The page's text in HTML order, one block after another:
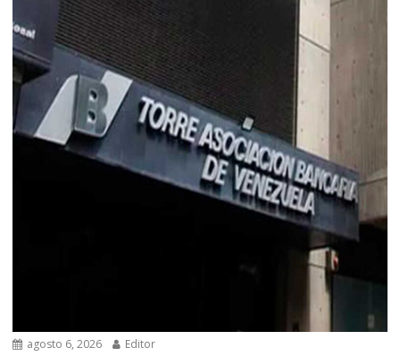
agosto 6, 2026 Editor